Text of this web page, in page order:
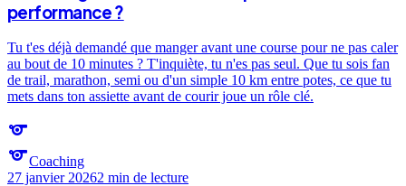
performance ?
Tu t'es déjà demandé que manger avant une course pour ne pas caler
au bout de 10 minutes ? T'inquiète, tu n'es pas seul. Que tu sois fan
de trail, marathon, semi ou d'un simple 10 km entre potes, ce que tu
mets dans ton assiette avant de courir joue un rôle clé.
sports
sportsCoaching
27 janvier 20262 min de lecture